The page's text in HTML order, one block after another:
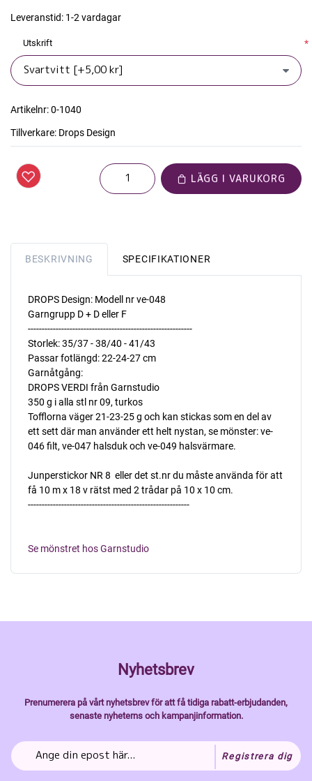
Leveranstid: 1-2 vardagar
Utskrift *
Artikelnr:0-1040
Tillverkare: Drops Design
LÄGG I VARUKORG
BESKRIVNING SPECIFIKATIONER
DROPS Design: Modell nr ve-048
Garngrupp D + D eller F
-----------------------------------------------------------
Storlek: 35/37 - 38/40 - 41/43
Passar fotlängd: 22-24-27 cm
Garnåtgång:
DROPS VERDI från Garnstudio
350 g i alla stl nr 09, turkos
Tofflorna väger 21-23-25 g och kan stickas som en del av
ett sett där man använder ett helt nystan, se mönster: ve-
046 filt, ve-047 halsduk och ve-049 halsvärmare.
Junperstickor NR 8  eller det st.nr du måste använda för att
få 10 m x 18 v rätst med 2 trådar på 10 x 10 cm.
----------------------------------------------------------
Se mönstret hos Garnstudio
Nyhetsbrev
Prenumerera på vårt nyhetsbrev för att få tidiga rabatt-erbjudanden,
senaste nyheterns och kampanjinformation.
Registrera dig